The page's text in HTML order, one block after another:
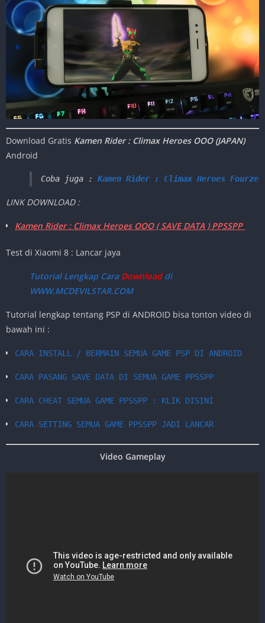
Download Gratis Kamen Rider : Climax Heroes OOO (JAPAN)
Android
Coba juga : Kamen Rider : Climax Heroes Fourze
LINK DOWNLOAD :
Kamen Rider : Climax Heroes OOO ( SAVE DATA ) PPSSPP
Test di Xiaomi 8 : Lancar jaya
Tutorial Lengkap CaraDownloaddi
WWW.MCDEVILSTAR.COM
Tutorial lengkap tentang PSP di ANDROID bisa tonton video di
bawah ini :
CARA INSTALL / BERMAIN SEMUA GAME PSP DI ANDROID
CARA PASANG SAVE DATA DI SEMUA GAME PPSSPP
CARA CHEAT SEMUA GAME PPSSPP : KLIK DISINI
CARA SETTING SEMUA GAME PPSSPP JADI LANCAR
Video Gameplay